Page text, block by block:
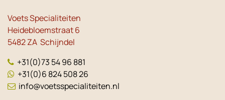
Voets Specialiteiten
Heidebloemstraat 6
5482 ZA Schijndel
+31(0)73 54 96 881
+31(0)6 824 508 26
info@voetsspecialiteiten.nl